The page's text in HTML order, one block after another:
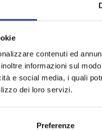
contenuti ed
informazioni sul
e social media, i quali
dei loro servizi.
Preferenze